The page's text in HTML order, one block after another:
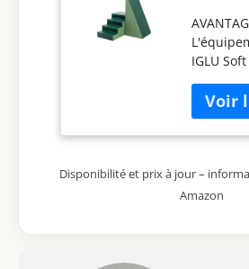
Sapin)
IGLU
pour
motrices
la
Disponibilité et prix à jour –
Amazon